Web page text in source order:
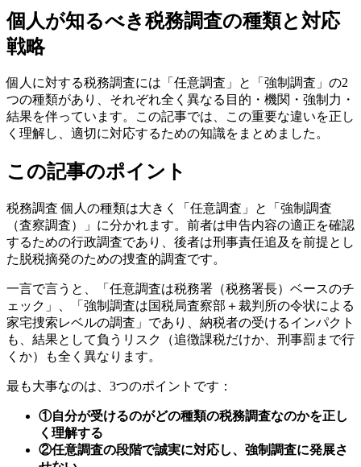
個人が知るべき税務調査の種類と対応
戦略
個人に対する税務調査には「任意調査」と「強制調査」の2
つの種類があり、それぞれ全く異なる目的・機関・強制力・
結果を伴っています。この記事では、この重要な違いを正し
く理解し、適切に対応するための知識をまとめました。
この記事のポイント
税務調査 個人の種類は大きく「任意調査」と「強制調査
（査察調査）」に分かれます。前者は申告内容の適正を確認
するための行政調査であり、後者は刑事責任追及を前提とし
た脱税摘発のための捜査的調査です。
一言で言うと、「任意調査は税務署（税務署長）ベースのチ
ェック」、「強制調査は国税局査察部＋裁判所の令状による
家宅捜索レベルの調査」であり、納税者の受けるインパクト
も、結果として負うリスク（追徴課税だけか、刑事罰まで行
くか）も全く異なります。
最も大事なのは、3つのポイントです：
①自分が受けるのがどの種類の税務調査なのかを正し
く理解する
②任意調査の段階で誠実に対応し、強制調査に発展さ